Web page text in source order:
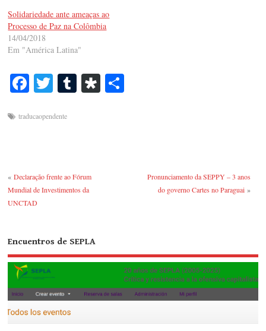
Solidariedade ante ameaças ao
Processo de Paz na Colômbia
14/04/2018
Em "América Latina"
Fa
bo
T
tte
T Di
traducaopendente
«Declaração frente ao Fórum
Mundial de Investimentos da
UNCTAD
Pronunciamento da SEPPY – 3 anos
do governo Cartes no Paraguai»
Encuentros de SEPLA